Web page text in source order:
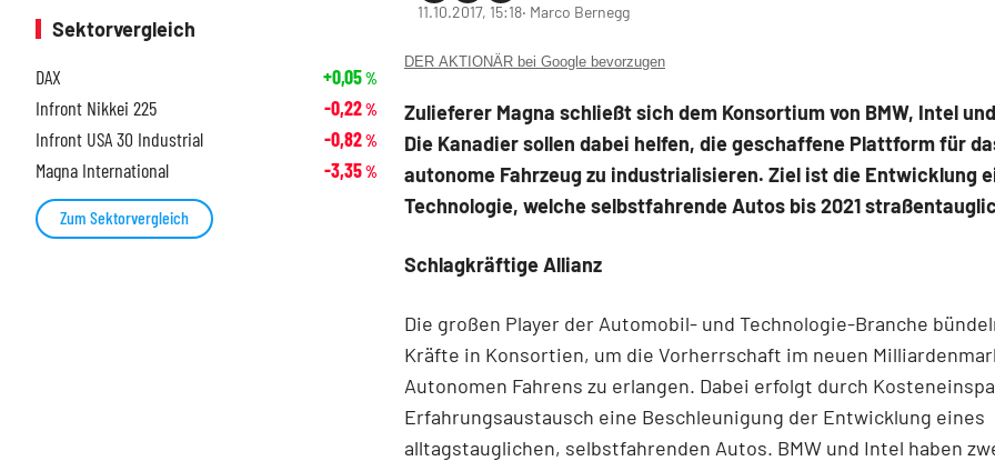
11.10.2017, 15:18‧ Marco Bernegg
DER AKTIONÄR bei Google bevorzugen
Zulieferer Magna schließt sich dem Konsortium von BMW, Intel
Die Kanadier sollen dabei helfen, die geschaffene Plattform für
autonome Fahrzeug zu industrialisieren. Ziel ist die Entwicklung
Technologie, welche selbstfahrende Autos bis 2021
Schlagkräftige Allianz
Die großen Player der Automobil- und Technologie-Branche
Kräfte in Konsortien, um die Vorherrschaft im neuen
Autonomen Fahrens zu erlangen. Dabei erfolgt durch
Erfahrungsaustausch eine Beschleunigung der Entwicklung eines
alltagstauglichen, selbstfahrenden Autos. BMW und Intel haben
Sektorvergleich
DAX
+0,05%
Infront Nikkei 225 -0,22%
Infront USA 30 Industrial -0,82%
Magna International -3,35%
Zum Sektorvergleich